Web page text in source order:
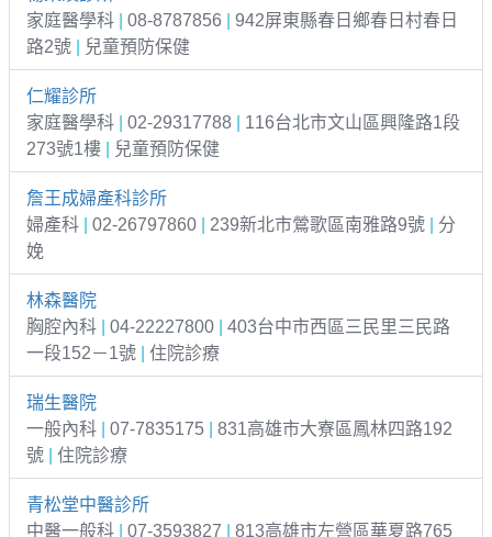
家庭醫學科
08-8787856
942屏東縣春日鄉春日村春日
路2號
兒童預防保健
仁耀診所
家庭醫學科
02-29317788
116台北市文山區興隆路1段
273號1樓
兒童預防保健
詹王成婦產科診所
婦產科
02-26797860 239新北市鶯歌區南雅路9號
分
娩
林森醫院
胸腔內科
04-22227800
403台中市西區三民里三民路
一段152－1號
住院診療
瑞生醫院
一般內科
07-7835175
831高雄市大寮區鳳林四路192
號
住院診療
青松堂中醫診所
中醫一般科
07-3593827
813高雄市左營區華夏路765